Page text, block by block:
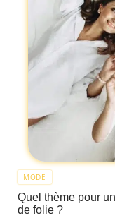
MODE
Quel thème pour
de folie ?